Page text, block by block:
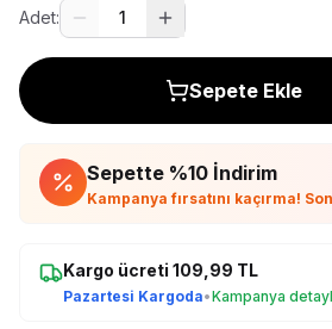
Adet: 1
Sepete Ekle
Sepette %10 İndirim
Kampanya fırsatını kaçırma!
Kargo ücreti 109,99 TL
Pazartesi Kargoda•Kampanya